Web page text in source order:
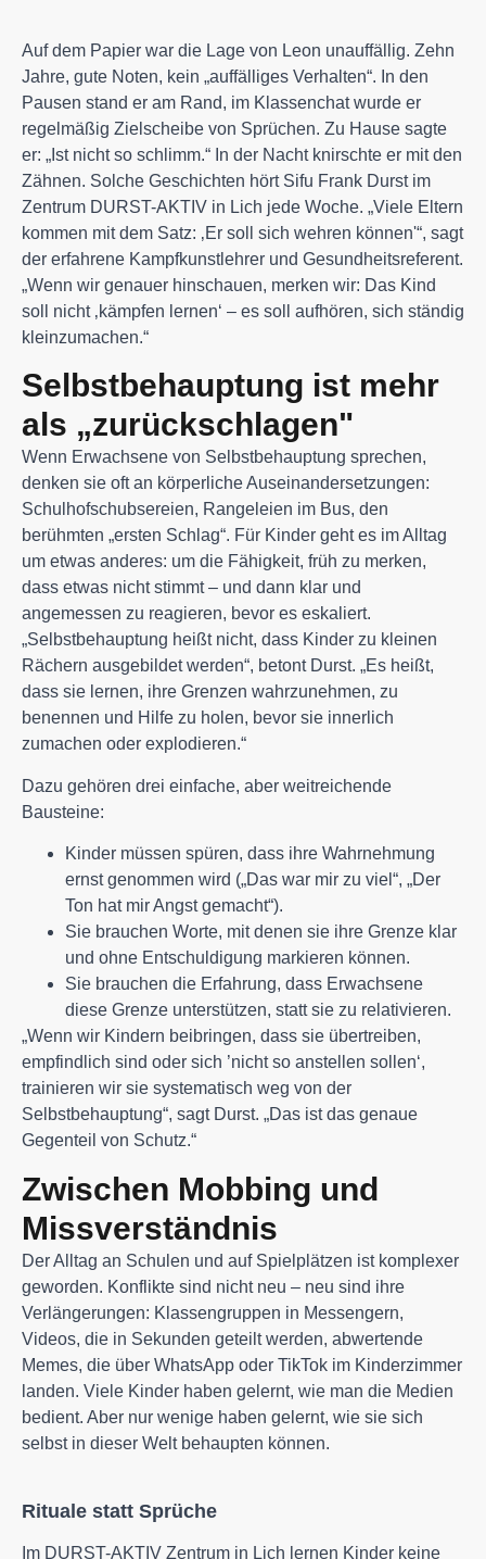
Auf dem Papier war die Lage von Leon unauffällig. Zehn
Jahre, gute Noten, kein „auffälliges Verhalten“. In den
Pausen stand er am Rand, im Klassenchat wurde er
regelmäßig Zielscheibe von Sprüchen. Zu Hause sagte
er: „Ist nicht so schlimm.“ In der Nacht knirschte er mit den
Zähnen. Solche Geschichten hört Sifu Frank Durst im
Zentrum DURST-AKTIV in Lich jede Woche. „Viele Eltern
kommen mit dem Satz: ‚Er soll sich wehren können'“, sagt
der erfahrene Kampfkunstlehrer und Gesundheitsreferent.
„Wenn wir genauer hinschauen, merken wir: Das Kind
soll nicht ‚kämpfen lernen‘ – es soll aufhören, sich ständig
kleinzumachen.“
Selbstbehauptung ist mehr
als „zurückschlagen"
Wenn Erwachsene von Selbstbehauptung sprechen,
denken sie oft an körperliche Auseinandersetzungen:
Schulhofschubsereien, Rangeleien im Bus, den
berühmten „ersten Schlag“. Für Kinder geht es im Alltag
um etwas anderes: um die Fähigkeit, früh zu merken,
dass etwas nicht stimmt – und dann klar und
angemessen zu reagieren, bevor es eskaliert.
„Selbstbehauptung heißt nicht, dass Kinder zu kleinen
Rächern ausgebildet werden“, betont Durst. „Es heißt,
dass sie lernen, ihre Grenzen wahrzunehmen, zu
benennen und Hilfe zu holen, bevor sie innerlich
zumachen oder explodieren.“
Dazu gehören drei einfache, aber weitreichende
Bausteine:
Kinder müssen spüren, dass ihre Wahrnehmung
ernst genommen wird („Das war mir zu viel“, „Der
Ton hat mir Angst gemacht“).
Sie brauchen Worte, mit denen sie ihre Grenze klar
und ohne Entschuldigung markieren können.
Sie brauchen die Erfahrung, dass Erwachsene
diese Grenze unterstützen, statt sie zu relativieren.
„Wenn wir Kindern beibringen, dass sie übertreiben,
empfindlich sind oder sich ’nicht so anstellen sollen‘,
trainieren wir sie systematisch weg von der
Selbstbehauptung“, sagt Durst. „Das ist das genaue
Gegenteil von Schutz.“
Zwischen Mobbing und
Missverständnis
Der Alltag an Schulen und auf Spielplätzen ist komplexer
geworden. Konflikte sind nicht neu – neu sind ihre
Verlängerungen: Klassengruppen in Messengern,
Videos, die in Sekunden geteilt werden, abwertende
Memes, die über WhatsApp oder TikTok im Kinderzimmer
landen. Viele Kinder haben gelernt, wie man die Medien
bedient. Aber nur wenige haben gelernt, wie sie sich
selbst in dieser Welt behaupten können.
Rituale statt Sprüche
Im DURST-AKTIV Zentrum in Lich lernen Kinder keine